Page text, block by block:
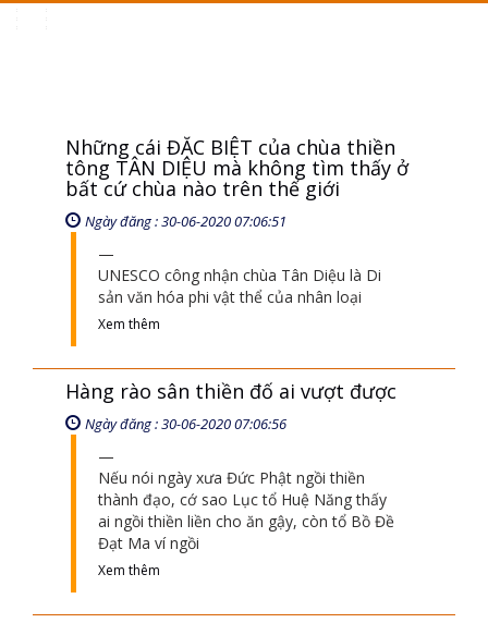
Những cái ĐẶC BIỆT của chùa thiền
tông TÂN DIỆU mà không tìm thấy ở
bất cứ chùa nào trên thế giới
Ngày đăng : 30-06-2020 07:06:51
UNESCO công nhận chùa Tân Diệu là Di
sản văn hóa phi vật thể của nhân loại
Xem thêm
Hàng rào sân thiền đố ai vượt được
Ngày đăng : 30-06-2020 07:06:56
Nếu nói ngày xưa Đức Phật ngồi thiền
thành đạo, cớ sao Lục tổ Huệ Năng thấy
ai ngồi thiền liền cho ăn gậy, còn tổ Bồ Đề
Đạt Ma ví ngồi
Xem thêm